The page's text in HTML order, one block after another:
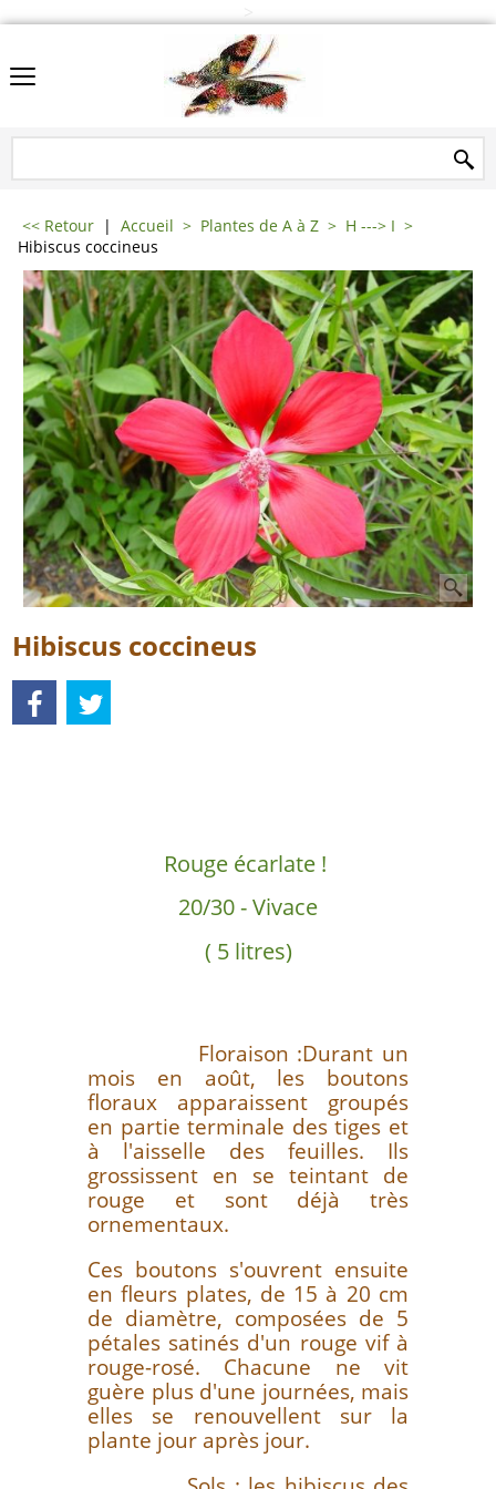
<< Retour | Accueil > Plantes de A à Z > H ---> I >
Hibiscus coccineus
Hibiscus coccineus
Rouge écarlate !
20/30 - Vivace
( 5 litres)
Floraison :Durant un
mois en août, les boutons
floraux apparaissent groupés
en partie terminale des tiges et
à l'aisselle des feuilles. Ils
grossissent en se teintant de
rouge et sont déjà très
ornementaux.
Ces boutons s'ouvrent ensuite
en fleurs plates, de 15 à 20 cm
de diamètre, composées de 5
pétales satinés d'un rouge vif à
rouge-rosé. Chacune ne vit
guère plus d'une journées, mais
elles se renouvellent sur la
plante jour après jour.